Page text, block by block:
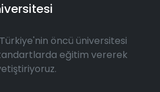
öncü üniversitesi
eğitim vererek